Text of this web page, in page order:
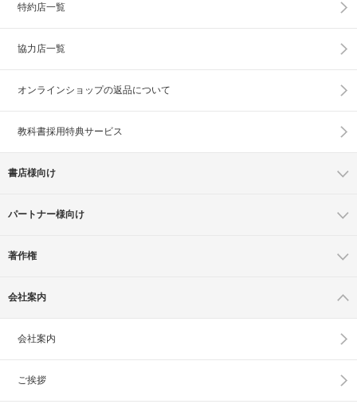
特約店一覧
協力店一覧
オンラインショップの返品について
教科書採用特典サービス
書店様向け
パートナー様向け
著作権
会社案内
会社案内
ご挨拶